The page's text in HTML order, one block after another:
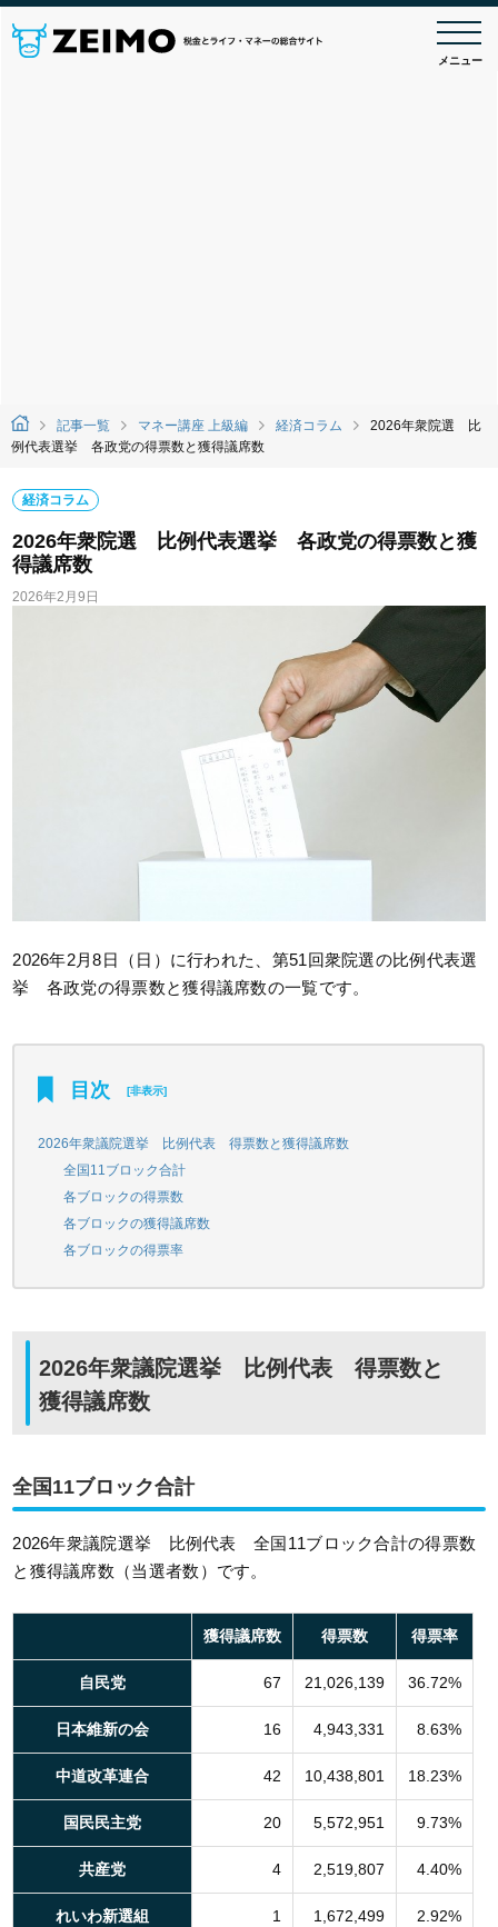
メニュー
記事一覧 マネー講座 上級編 経済コラム
2026年衆院選 比
例代表選挙 各政党の得票数と獲得議席数
経済コラム
2026年衆院選 比例代表選挙 各政党の得票数と獲
得議席数
2026年2月9日
2026年2月8日（日）に行われた、第51回衆院選の比例代表選
挙 各政党の得票数と獲得議席数の一覧です。
目次 [非表示]
2026年衆議院選挙 比例代表 得票数と獲得議席数
全国11ブロック合計
各ブロックの得票数
各ブロックの獲得議席数
各ブロックの得票率
2026年衆議院選挙 比例代表 得票数と
獲得議席数
全国11ブロック合計
2026年衆議院選挙 比例代表 全国11ブロック合計の得票数
と獲得議席数（当選者数）です。
獲得議席数 得票数 得票率
自民党 67 21,026,139 36.72%
日本維新の会 16 4,943,331 8.63%
中道改革連合 42 10,438,801 18.23%
国民民主党 20 5,572,951 9.73%
共産党 4 2,519,807 4.40%
れいわ新選組 1 1,672,499 2.92%